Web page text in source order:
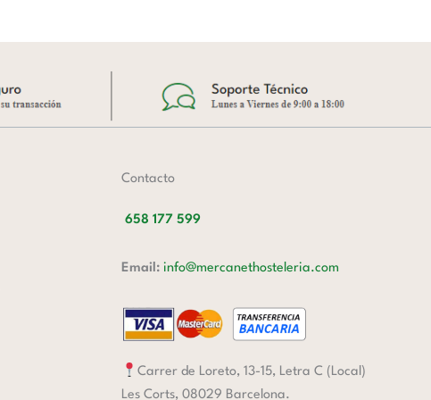
Contacto
658 177 599
Email: info@mercanethosteleria.com
Carrer de Loreto, 13-15, Letra C (Local)
Les Corts, 08029 Barcelona.